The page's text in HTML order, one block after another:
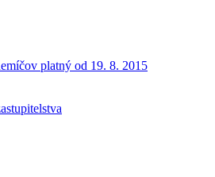
platný od 19. 8. 2015